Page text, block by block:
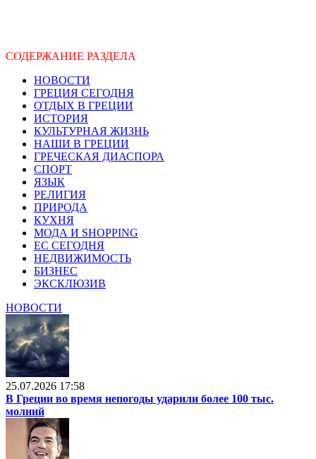
СОДЕРЖАНИЕ РАЗДЕЛА
НОВОСТИ
ГРЕЦИЯ СЕГОДНЯ
ОТДЫХ В ГРЕЦИИ
ИСТОРИЯ
КУЛЬТУРНАЯ ЖИЗНЬ
НАШИ В ГРЕЦИИ
ГРЕЧЕСКАЯ ДИАСПОРА
СПОРТ
ЯЗЫК
РЕЛИГИЯ
ПРИРОДА
КУХНЯ
МОДА И SHOPPING
ЕС СЕГОДНЯ
НЕДВИЖИМОСТЬ
БИЗНЕС
ЭКСКЛЮЗИВ
НОВОСТИ
25.07.2026 17:58
В Греции во время непогоды ударили более 100 тыс.
молний